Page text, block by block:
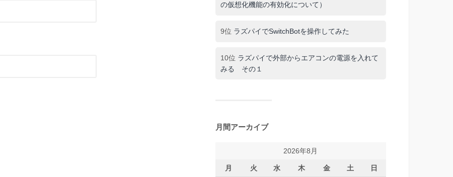
の仮想化機能の有効化について）
9位 ラズパイでSwitchBotを操作してみた
10位 ラズパイで外部からエアコンの電源を入れて
みる その１
月間アーカイブ
2026年8月
月 火 水 木 金 土 日